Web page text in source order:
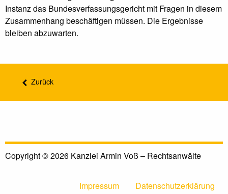
Instanz das Bundesverfassungsgericht mit Fragen in diesem
Zusammenhang beschäftigen müssen. Die Ergebnisse
bleiben abzuwarten.
Zurück
Copyright © 2026 Kanzlei Armin Voß – Rechtsanwälte
Impressum Datenschutzerklärung